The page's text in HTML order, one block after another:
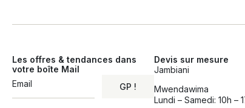
Les offres & tendances dans
votre boîte Mail
GP !
Devis sur mesure
Jambiani
Mwendawima
Lundi – Samedi: 10h –